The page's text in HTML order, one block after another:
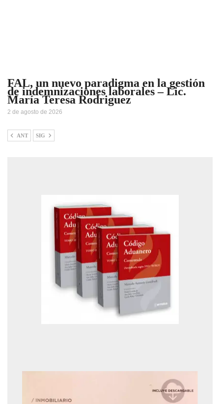
FAL, un nuevo paradigma en la gestión
de indemnizaciones laborales – Lic.
María Teresa Rodriguez
2 de agosto de 2026
ANT SIG